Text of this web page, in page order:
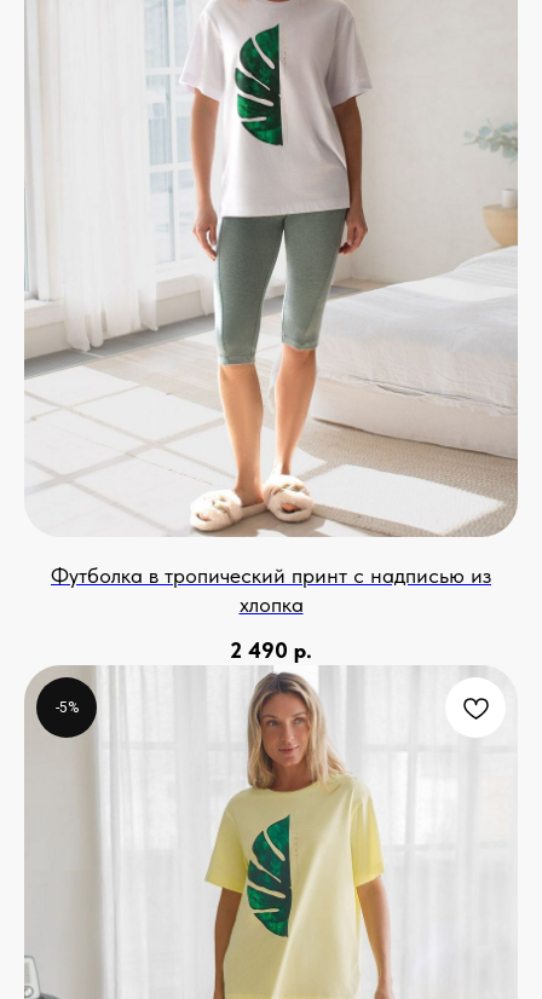
Футболка в тропический принт с надписью из
хлопка
2 490 р.
-5%